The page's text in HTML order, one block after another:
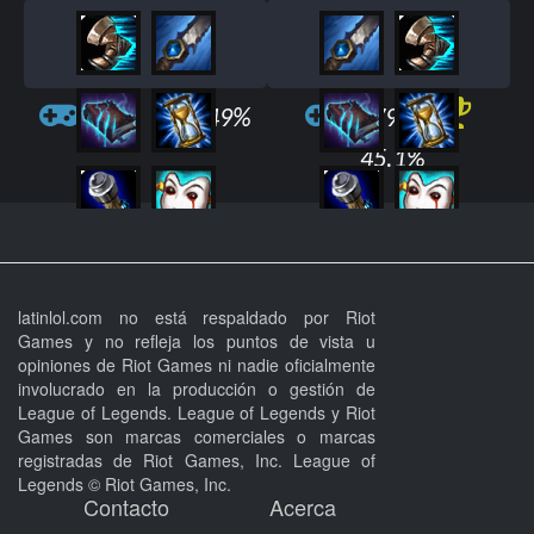
518 49%
2796
45.1%
latinlol.com no está respaldado por Riot
Games y no refleja los puntos de vista u
opiniones de Riot Games ni nadie oficialmente
involucrado en la producción o gestión de
League of Legends. League of Legends y Riot
Games son marcas comerciales o marcas
registradas de Riot Games, Inc. League of
Legends © Riot Games, Inc.
Contacto Acerca